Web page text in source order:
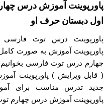
پاورپوینت آموزش درس
اول دبستان حرف او
پاورپوینت درس توت فارسی
پاورپوینت آموزش به صورت
چهارم درس توت فارسی
( قابل ویرایش ) پاورپوینت
جدید تدرس مناسب برای
پاورپوینت آموزش درس چهارم